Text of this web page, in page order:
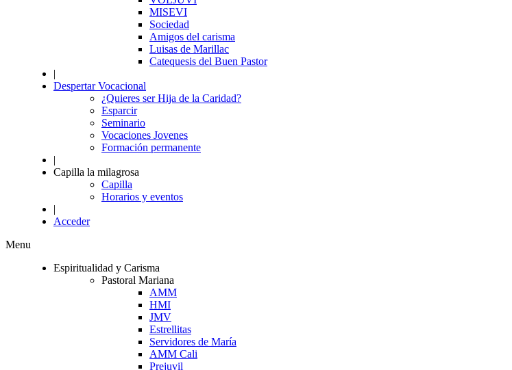
MISEVI
Sociedad
Amigos del carisma
Luisas de Marillac
Catequesis del Buen Pastor
|
Despertar Vocacional
¿Quieres ser Hija de la Caridad?
Esparcir
Seminario
Vocaciones Jovenes
Formación permanente
|
Capilla la milagrosa
Capilla
Horarios y eventos
|
Acceder
Menu
Espiritualidad y Carisma
Pastoral Mariana
AMM
HMI
JMV
Estrellitas
Servidores de María
AMM Cali
Prejuvil